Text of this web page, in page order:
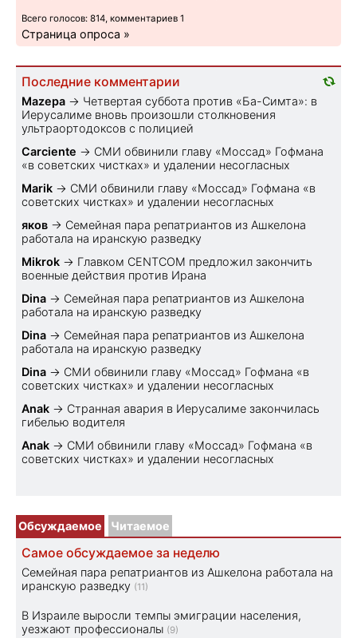
Всего голосов: 814, комментариев 1
Страница опроса »
Последние комментарии
Mazepa → Четвертая суббота против «Ба-Симта»: в
Иерусалиме вновь произошли столкновения
ультраортодоксов с полицией
Carciente → СМИ обвинили главу «Моссад» Гофмана
«в советских чистках» и удалении несогласных
Marik → СМИ обвинили главу «Моссад» Гофмана «в
советских чистках» и удалении несогласных
яков → Семейная пара репатриантов из Ашкелона
работала на иранскую разведку
Mikrok → Главком CENTCOM предложил закончить
военные действия против Ирана
Dina → Семейная пара репатриантов из Ашкелона
работала на иранскую разведку
Dina → Семейная пара репатриантов из Ашкелона
работала на иранскую разведку
Dina → СМИ обвинили главу «Моссад» Гофмана «в
советских чистках» и удалении несогласных
Anak → Странная авария в Иерусалиме закончилась
гибелью водителя
Anak → СМИ обвинили главу «Моссад» Гофмана «в
советских чистках» и удалении несогласных
Обсуждаемое Читаемое
Самое обсуждаемое за неделю
Семейная пара репатриантов из Ашкелона работала на
иранскую разведку (11)
В Израиле выросли темпы эмиграции населения,
уезжают профессионалы (9)